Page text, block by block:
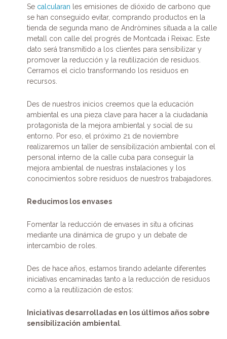
Se calcularan les emisiones de dióxido de carbono que
se han conseguido evitar, comprando productos en la
tienda de segunda mano de Andròmines situada a la calle
metall con calle del progrés de Montcada i Reixac. Este
dato será transmitido a los clientes para sensibilizar y
promover la reducción y la reutilización de residuos.
Cerramos el ciclo transformando los residuos en
recursos.
Des de nuestros inicios creemos que la educación
ambiental es una pieza clave para hacer a la ciudadanía
protagonista de la mejora ambiental y social de su
entorno. Por eso, el próximo 21 de noviembre
realizaremos un taller de sensibilización ambiental con el
personal interno de la calle cuba para conseguir la
mejora ambiental de nuestras instalaciones y los
conocimientos sobre residuos de nuestros trabajadores.
Reducimos los envases
Fomentar la reducción de envases in situ a oficinas
mediante una dinámica de grupo y un debate de
intercambio de roles.
Des de hace años, estamos tirando adelante diferentes
iniciativas encaminadas tanto a la reducción de residuos
como a la reutilización de estos:
Iniciativas desarrolladas en los últimos años sobre
sensibilización ambiental.